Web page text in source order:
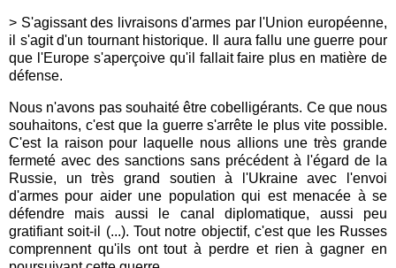
> S'agissant des livraisons d'armes par l'Union européenne,
il s'agit d'un tournant historique. Il aura fallu une guerre pour
que l'Europe s'aperçoive qu'il fallait faire plus en matière de
défense.
Nous n'avons pas souhaité être cobelligérants. Ce que nous
souhaitons, c'est que la guerre s'arrête le plus vite possible.
C'est la raison pour laquelle nous allions une très grande
fermeté avec des sanctions sans précédent à l'égard de la
Russie, un très grand soutien à l'Ukraine avec l'envoi
d'armes pour aider une population qui est menacée à se
défendre mais aussi le canal diplomatique, aussi peu
gratifiant soit-il (...). Tout notre objectif, c'est que les Russes
comprennent qu'ils ont tout à perdre et rien à gagner en